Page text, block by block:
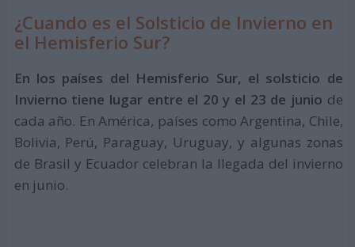
¿Cuando es el Solsticio de Invierno en
el Hemisferio Sur?
En los países del Hemisferio Sur, el solsticio de
Invierno tiene lugar entre el 20 y el 23 de junio de
cada año. En América, países como Argentina, Chile,
Bolivia, Perú, Paraguay, Uruguay, y algunas zonas
de Brasil y Ecuador celebran la llegada del invierno
en junio.